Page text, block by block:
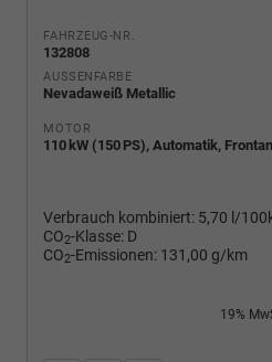
FAHRZEUG-NR.
132808
AUSSENFARBE
Nevadaweiß Metallic
MOTOR
110 kW (150 PS), Automatik,
Verbrauch kombiniert: 5,70 l/
CO2-Klasse: D
CO2-Emissionen: 131,00 g/km
19%